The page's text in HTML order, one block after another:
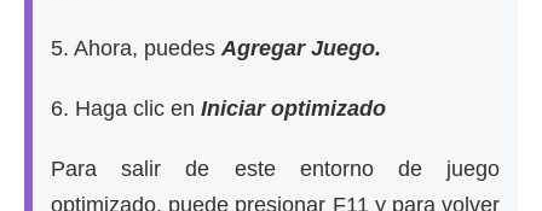
5. Ahora, puedesAgregar Juego.
6. Haga clic en Iniciar optimizado
Para salir de este entorno de juego
optimizado, puede presionar F11 y para volver